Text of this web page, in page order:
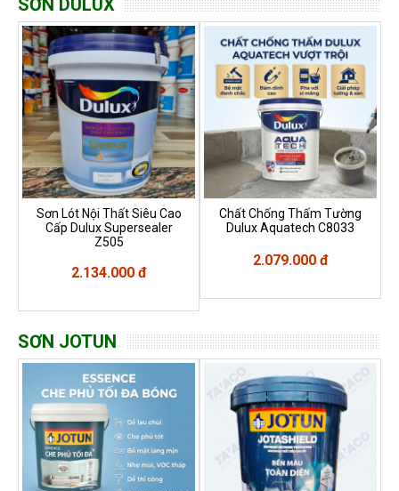
SƠN DULUX
Sơn Lót Nội Thất Siêu Cao
Cấp Dulux Supersealer
Z505
2.134.000 đ
Chất Chống Thấm Tường
Dulux Aquatech C8033
2.079.000 đ
SƠN JOTUN